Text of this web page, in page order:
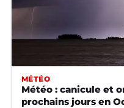
MÉTÉO
Météo : canicule et
prochains jours en